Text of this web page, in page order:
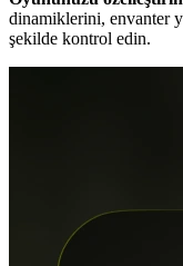
dinamiklerini, envanter
şekilde kontrol edin.